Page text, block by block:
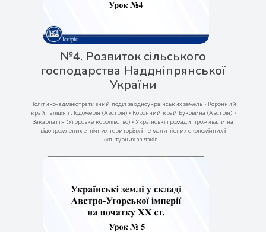
№4. Розвиток сільського
господарства Наддніпрянської
України
Політико-адміністративний поділ західноукраїнських земель • Коронний
край Галіція і Лодомерія (Австрія) • Коронний край Буковина (Австрія) •
Закарпаття (Угорське королівство) • Українські громади проживали на
відокремлених етнічних територіях і не мали тісних економічних і
культурних зв'язків. ...